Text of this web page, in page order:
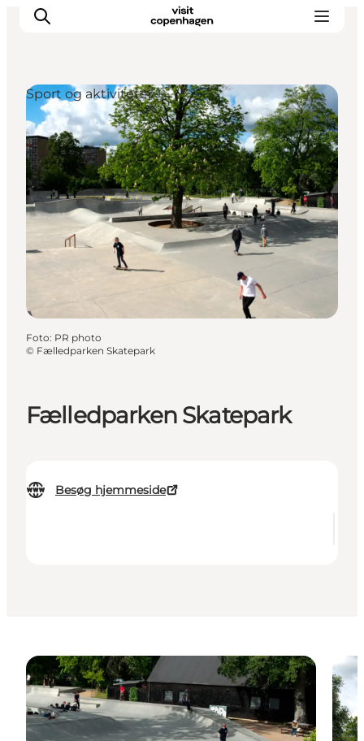
This is Copenhagen
Aktiviteter
Spis & drik
Områder
Planlæg din tur
CopenPay
Copenhagen Card
Fælledparken Skatepark
Besøg hjemmeside
Sport og aktiviteter
Foto: PR photo
© Fælledparken Skatepark